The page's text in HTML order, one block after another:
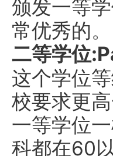
颁发一等
常优秀的。
二等学位
这个学位
校要求更
一等学位
科都在60